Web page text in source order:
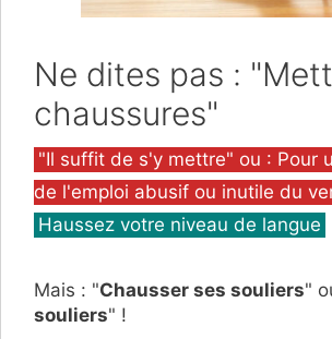
Ne dites pas :
chaussures"
Catégories
"Il suffit de s'y mettre" ou : Pour
de l'emploi abusif ou inutile du
Haussez votre niveau de langue
Mais : "Chausser ses souliers"
souliers" !